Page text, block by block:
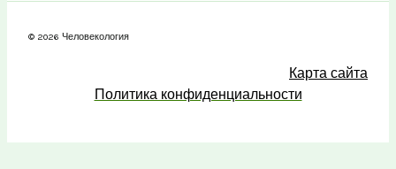
© 2026 Человекология
Карта сайта
Политика конфиденциальности